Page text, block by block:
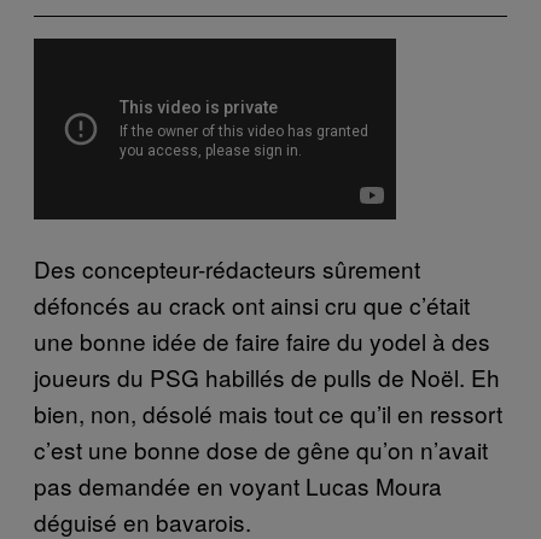
Des concepteur-rédacteurs sûrement
défoncés au crack ont ainsi cru que c’était
une bonne idée de faire faire du yodel à des
joueurs du PSG habillés de pulls de Noël. Eh
bien, non, désolé mais tout ce qu’il en ressort
c’est une bonne dose de gêne qu’on n’avait
pas demandée en voyant Lucas Moura
déguisé en bavarois.